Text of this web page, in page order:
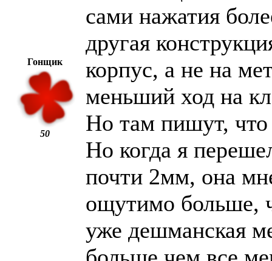
Гонщик
50
сами нажатия
другая
корпус, а не на
меньший ход на
Но там пишут,
Но когда я
почти 2мм, она
ощутимо больше,
уже дешманская